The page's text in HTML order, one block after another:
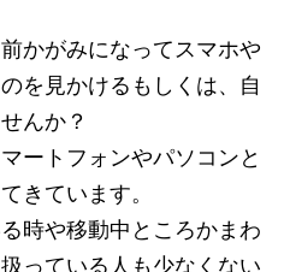
かがみになってスマホや
を見かけるもしくは、自
んか？
ートフォンやパソコンと
きています。
時や移動中ところかまわ
っている人も少なくない